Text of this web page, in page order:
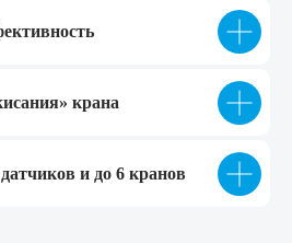
крана
и до 6 кранов